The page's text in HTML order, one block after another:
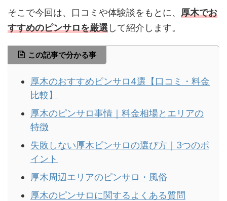
そこで今回は、口コミや体験談をもとに、 厚木でお
すすめのピンサロを厳選して紹介します。
この記事で分かる事
厚木のおすすめピンサロ4選【口コミ・料金
比較】
厚木のピンサロ事情｜料金相場とエリアの
特徴
失敗しない厚木ピンサロの選び方｜3つのポ
イント
厚木周辺エリアのピンサロ・風俗
厚木のピンサロに関するよくある質問